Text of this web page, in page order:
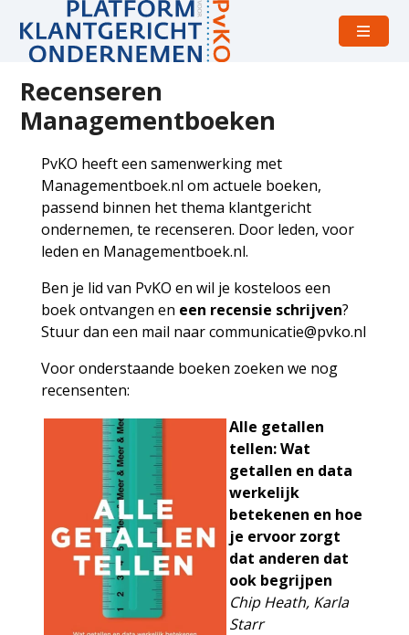
Open
Recenseren
Managementboeken
PvKO heeft een samenwerking met
Managementboek.nl om actuele boeken,
passend binnen het thema klantgericht
ondernemen, te recenseren. Door leden, voor
leden en Managementboek.nl.
Ben je lid van PvKO en wil je kosteloos een
boek ontvangen en een recensie schrijven?
Stuur dan een mail naarcommunicatie@pvko.nl
Voor onderstaande boeken zoeken we nog
recensenten:
Alle getallen
tellen: Wat
getallen en data
werkelijk
betekenen en hoe
je ervoor zorgt
dat anderen dat
ook begrijpen
Chip Heath, Karla
Starr